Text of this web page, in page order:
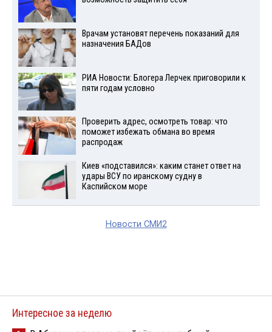
Врачам установят перечень показаний для
назначения БАДов
РИА Новости: Блогера Лерчек приговорили к
пяти годам условно
Проверить адрес, осмотреть товар: что
поможет избежать обмана во время
распродаж
Киев «подставился»: каким станет ответ на
удары ВСУ по иранскому судну в
Каспийском море
Новости СМИ2
Интересное за неделю